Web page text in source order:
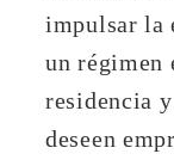
impulsar la
un régimen
residencia
deseen